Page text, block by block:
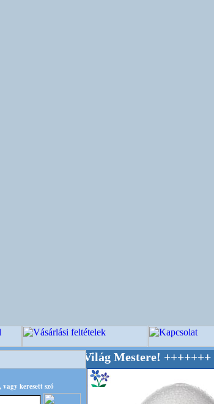
vagy keresett szó
Világ Mestere! +++++++